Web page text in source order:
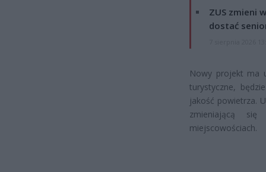
ZUS zmieni
dostać
Nowy projekt ma
turystyczne,
jakość powietrza.
zmieniającą
miejscowościach.